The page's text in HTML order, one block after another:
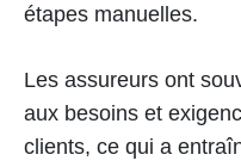
étapes manuelles.
Les assureurs ont
aux besoins et
clients, ce qui a